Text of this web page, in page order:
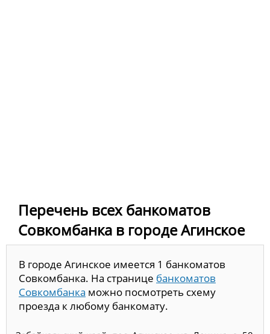
Перечень всех банкоматов
Совкомбанка в городе Агинское
В городе Агинское имеется 1 банкоматов
Совкомбанка. На странице банкоматов
Совкомбанка можно посмотреть схему
проезда к любому банкомату.